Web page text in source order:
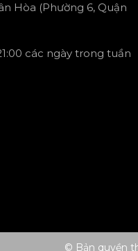
Hòa (Phường 6, Quận
các ngày trong tuần
© Bản quyền